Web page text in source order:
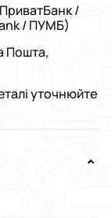
/
/ ПУМБ)
Пошта,
уточнюйте